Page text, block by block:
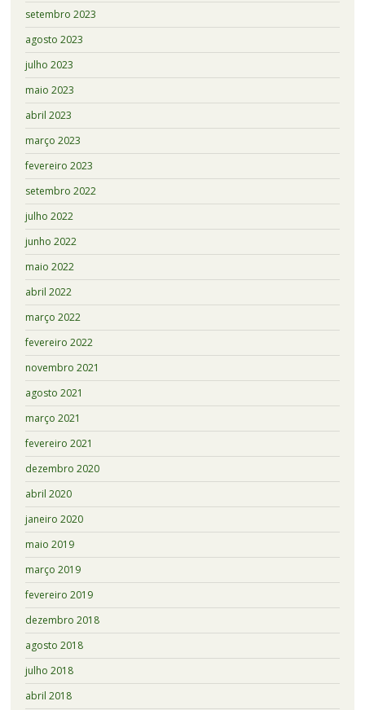
setembro 2023
agosto 2023
julho 2023
maio 2023
abril 2023
março 2023
fevereiro 2023
setembro 2022
julho 2022
junho 2022
maio 2022
abril 2022
março 2022
fevereiro 2022
novembro 2021
agosto 2021
março 2021
fevereiro 2021
dezembro 2020
abril 2020
janeiro 2020
maio 2019
março 2019
fevereiro 2019
dezembro 2018
agosto 2018
julho 2018
abril 2018